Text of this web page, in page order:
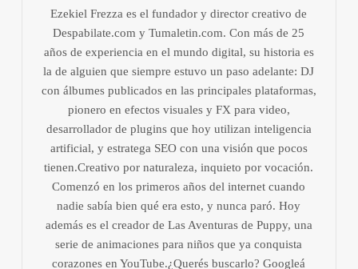
Ezekiel Frezza es el fundador y director creativo de
Despabilate.com y Tumaletin.com. Con más de 25
años de experiencia en el mundo digital, su historia es
la de alguien que siempre estuvo un paso adelante: DJ
con álbumes publicados en las principales plataformas,
pionero en efectos visuales y FX para video,
desarrollador de plugins que hoy utilizan inteligencia
artificial, y estratega SEO con una visión que pocos
tienen.Creativo por naturaleza, inquieto por vocación.
Comenzó en los primeros años del internet cuando
nadie sabía bien qué era esto, y nunca paró. Hoy
además es el creador de Las Aventuras de Puppy, una
serie de animaciones para niños que ya conquista
corazones en YouTube.¿Querés buscarlo? Googleá